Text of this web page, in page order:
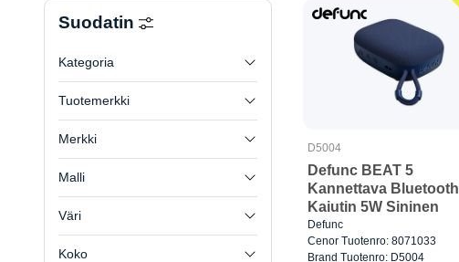
Suodatin
Kategoria
Tuotemerkki
Merkki
Malli
Väri
Koko
D5004
Defunc BEAT 5
Kannettava Bluetooth
Kaiutin 5W Sininen
Defunc
Cenor Tuotenro: 8071033
Brand Tuotenro: D5004